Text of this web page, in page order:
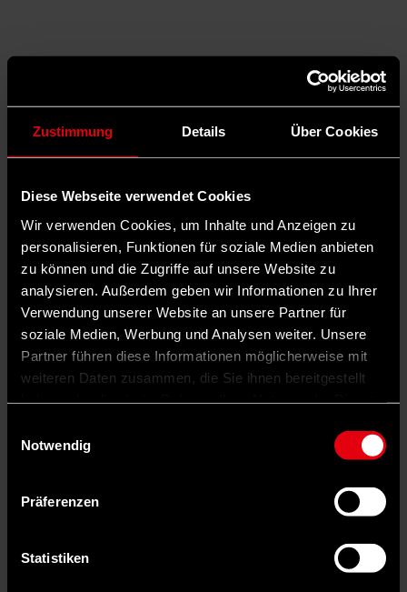
Zustimmung Details Über Cookies
Diese Webseite verwendet Cookies
Wir verwenden Cookies, um Inhalte und Anzeigen zu
personalisieren, Funktionen für soziale Medien anbieten
zu können und die Zugriffe auf unsere Website zu
analysieren. Außerdem geben wir Informationen zu Ihrer
Verwendung unserer Website an unsere Partner für
soziale Medien, Werbung und Analysen weiter. Unsere
Partner führen diese Informationen möglicherweise mit
weiteren Daten zusammen, die Sie ihnen bereitgestellt
Notwendig
Präferenzen
Statistiken